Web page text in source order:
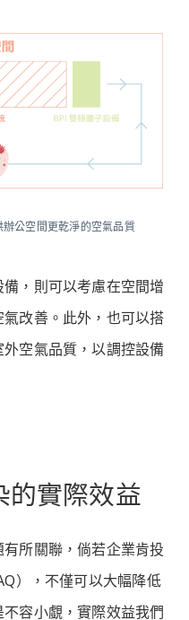
公空間更乾淨的空氣品質
，則可以考慮在空間增
改善。此外，也可以搭
空氣品質，以調控設備
的實際效益
所關聯，倘若企業肯投
），不僅可以大幅降低
容小覷，實際效益我們